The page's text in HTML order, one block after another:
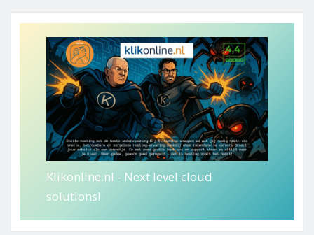
Klikonline.nl - Next level cloud
solutions!